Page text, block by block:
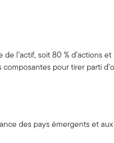
l’actif, soit 80 % d’actions
pour tirer parti
des pays émergents et